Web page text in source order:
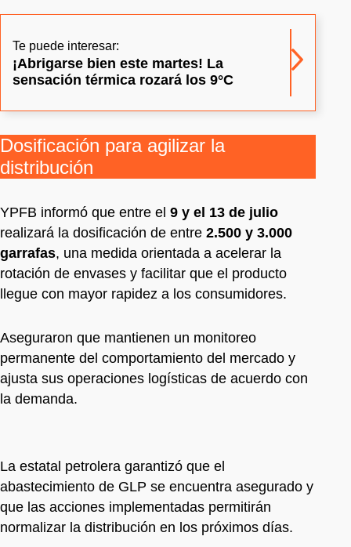
Te puede interesar:
¡Abrigarse bien este martes! La
sensación térmica rozará los 9°C
Dosificación para agilizar la
distribución
YPFB informó que entre el 9 y el 13 de julio
realizará la dosificación de entre 2.500 y 3.000
garrafas, una medida orientada a acelerar la
rotación de envases y facilitar que el producto
llegue con mayor rapidez a los consumidores.
Aseguraron que mantienen un monitoreo
permanente del comportamiento del mercado y
ajusta sus operaciones logísticas de acuerdo con
la demanda.
La estatal petrolera garantizó que el
abastecimiento de GLP se encuentra asegurado y
que las acciones implementadas permitirán
normalizar la distribución en los próximos días.